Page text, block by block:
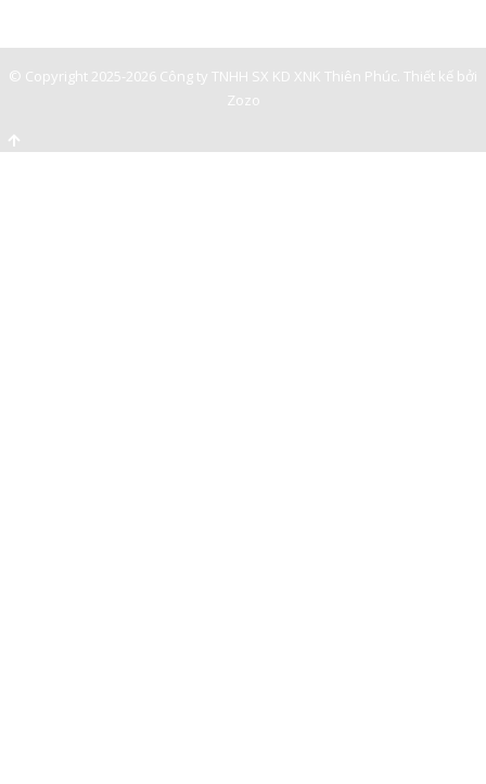
© Copyright 2025-2026 Công ty TNHH SX KD XNK Thiên Phúc. Thiết kế bởi
Zozo